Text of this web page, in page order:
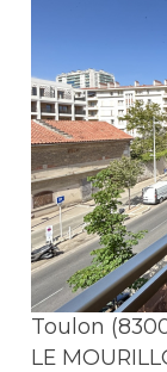
Toulon
LE